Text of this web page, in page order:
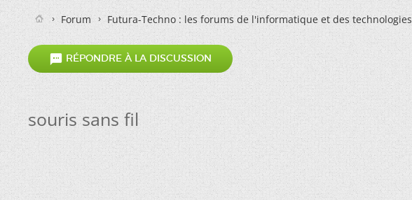
Forum Futura-Techno : les forums de l'informatique et des technologies
 RÉPONDRE À LA DISCUSSION
souris sans fil